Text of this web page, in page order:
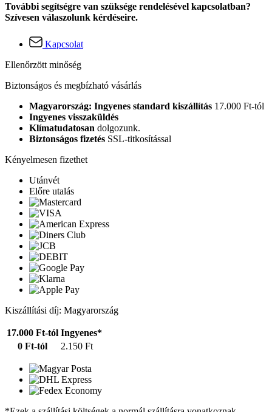
További segítségre van szüksége rendelésével kapcsolatban?
Szívesen válaszolunk kérdéseire.
Kapcsolat
Ellenőrzött minőség
Biztonságos és megbízható vásárlás
Magyarország: Ingyenes standard kiszállítás 17.000 Ft-tól
Ingyenes visszaküldés
Klímatudatosan dolgozunk.
Biztonságos fizetés SSL-titkosítással
Kényelmesen fizethet
Utánvét
Előre utalás
Kiszállítási díj: Magyarország
17.000 Ft-tól Ingyenes*
0 Ft-tól
2.150 Ft